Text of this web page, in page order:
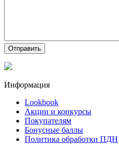
Отправить
Информация
Lookbook
Акции и конкурсы
Покупателям
Бонусные баллы
Политика обработки ПДН